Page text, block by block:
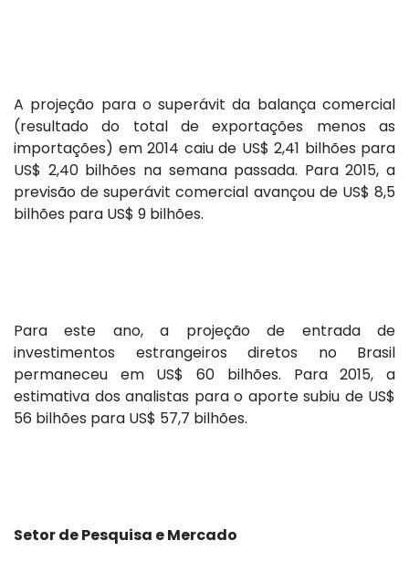
A projeção para o superávit da balança comercial
(resultado do total de exportações menos as
importações) em 2014 caiu de US$ 2,41 bilhões para
US$ 2,40 bilhões na semana passada. Para 2015, a
previsão de superávit comercial avançou de US$ 8,5
bilhões para US$ 9 bilhões.
Para este ano, a projeção de entrada de
investimentos estrangeiros diretos no Brasil
permaneceu em US$ 60 bilhões. Para 2015, a
estimativa dos analistas para o aporte subiu de US$
56 bilhões para US$ 57,7 bilhões.
Setor de Pesquisa e Mercado